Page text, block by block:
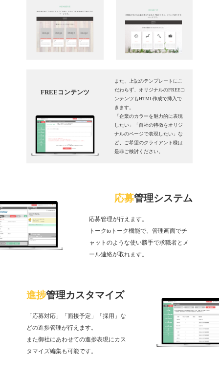
FREEコンテンツ
また、上記のテンプレートにこ
だわらず、オリジナルのFREEコ
ンテンツもHTML作成で挿入で
きます。
「企業のカラーを魅力的に表現
したい」「自社の特徴をオリジ
ナルのページで表現したい」な
ど、ご希望のクライアント様は
是非ご検討ください。
応募管理システム
応募管理が行えます。
トークtoトーク機能で、管理画面でチ
ャットのような使い勝手で求職者とメ
ール連絡が取れます。
進捗管理カスタマイズ
「応募対応」「面接予定」「採用」な
どの進捗管理が行えます。
また御社にあわせての進捗表現にカス
タマイズ編集も可能です。